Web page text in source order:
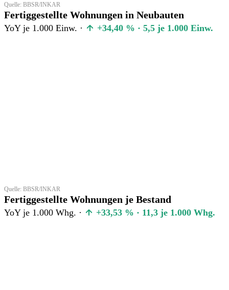
Quelle: BBSR/INKAR
Fertiggestellte Wohnungen in Neubauten
YoY je 1.000 Einw. · +34,40 % · 5,5 je 1.000 Einw.
Quelle: BBSR/INKAR
Fertiggestellte Wohnungen je Bestand
YoY je 1.000 Whg. · +33,53 % · 11,3 je 1.000 Whg.